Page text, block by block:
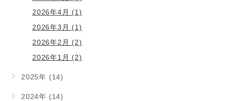
2026年4月 (1)
2026年3月 (1)
2026年2月 (2)
2026年1月 (2)
2025年 (14)
2024年 (14)